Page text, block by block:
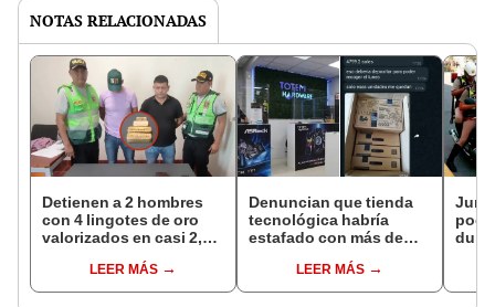
NOTAS RELACIONADAS
Detienen a 2 hombres
con 4 lingotes de oro
valorizados en casi 2,5
LEER MÁS
Denuncian que tienda
tecnológica habría
estafado con más de
otros equipos
LEER MÁS